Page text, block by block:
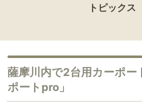
トピックス
薩摩川内で2台用カーポー
ポートpro」